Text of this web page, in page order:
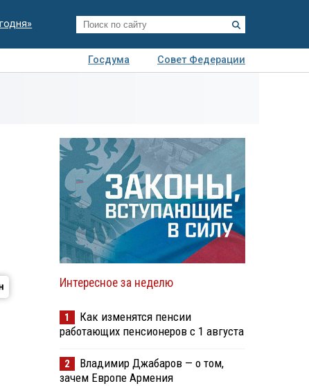
Госдума
Совет Федерации
Интересное за неделю
1
Как изменятся пенсии
работающих пенсионеров с 1 августа
2
Владимир Джабаров — о том,
зачем Европе Армения